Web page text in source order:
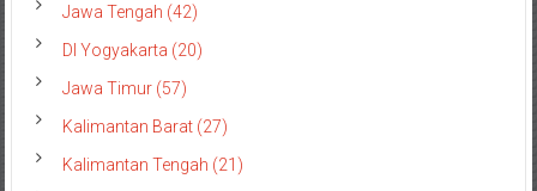
Jawa Tengah (42)
DI Yogyakarta (20)
Jawa Timur (57)
Kalimantan Barat (27)
Kalimantan Tengah (21)